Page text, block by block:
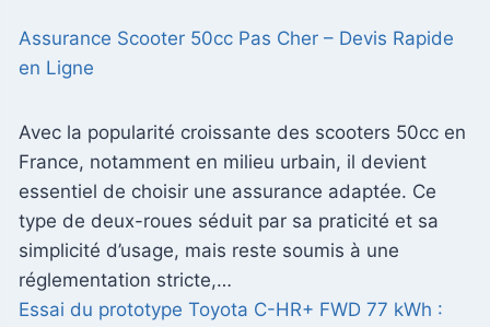
Assurance Scooter 50cc Pas Cher – Devis Rapide
en Ligne
Avec la popularité croissante des scooters 50cc en
France, notamment en milieu urbain, il devient
essentiel de choisir une assurance adaptée. Ce
type de deux-roues séduit par sa praticité et sa
simplicité d’usage, mais reste soumis à une
réglementation stricte,…
Essai du prototype Toyota C-HR+ FWD 77 kWh :